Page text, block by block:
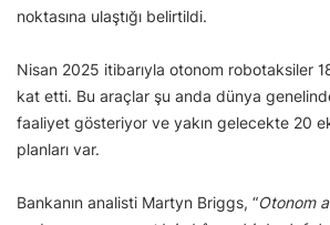
noktasına ulaştığı belirtildi.
Nisan 2025 itibarıyla otonom robotaksiler
kat etti. Bu araçlar şu anda dünya
faaliyet gösteriyor ve yakın gelecekte 20
planları var.
Bankanın analisti Martyn Briggs, “Otonom